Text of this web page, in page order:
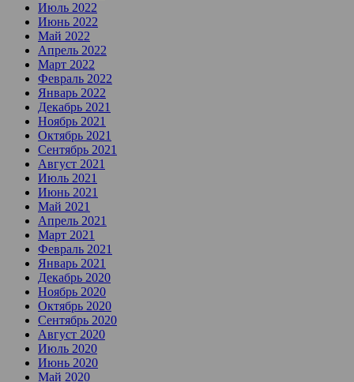
Июль 2022
Июнь 2022
Май 2022
Апрель 2022
Март 2022
Февраль 2022
Январь 2022
Декабрь 2021
Ноябрь 2021
Октябрь 2021
Сентябрь 2021
Август 2021
Июль 2021
Июнь 2021
Май 2021
Апрель 2021
Март 2021
Февраль 2021
Январь 2021
Декабрь 2020
Ноябрь 2020
Октябрь 2020
Сентябрь 2020
Август 2020
Июль 2020
Июнь 2020
Май 2020